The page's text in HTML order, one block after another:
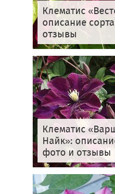
Клематис
описание
отзывы
Клематис
Найк»:
фото и отзывы